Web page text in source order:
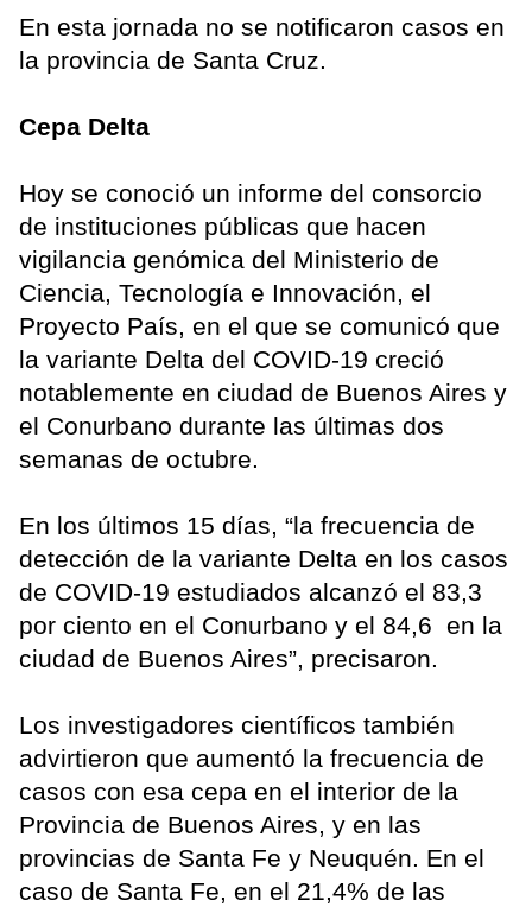
En esta jornada no se notificaron casos en
la provincia de Santa Cruz.
Cepa Delta
Hoy se conoció un informe del consorcio
de instituciones públicas que hacen
vigilancia genómica del Ministerio de
Ciencia, Tecnología e Innovación, el
Proyecto País, en el que se comunicó que
la variante Delta del COVID-19 creció
notablemente en ciudad de Buenos Aires y
el Conurbano durante las últimas dos
semanas de octubre.
En los últimos 15 días, “la frecuencia de
detección de la variante Delta en los casos
de COVID-19 estudiados alcanzó el 83,3
por ciento en el Conurbano y el 84,6 en la
ciudad de Buenos Aires”, precisaron.
Los investigadores científicos también
advirtieron que aumentó la frecuencia de
casos con esa cepa en el interior de la
Provincia de Buenos Aires, y en las
provincias de Santa Fe y Neuquén. En el
caso de Santa Fe, en el 21,4% de las